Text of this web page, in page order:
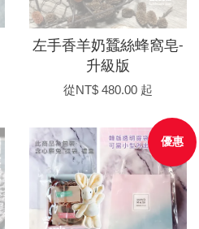
左手香羊奶蠶絲蜂窩皂-
升級版
從NT$ 480.00 起
優惠